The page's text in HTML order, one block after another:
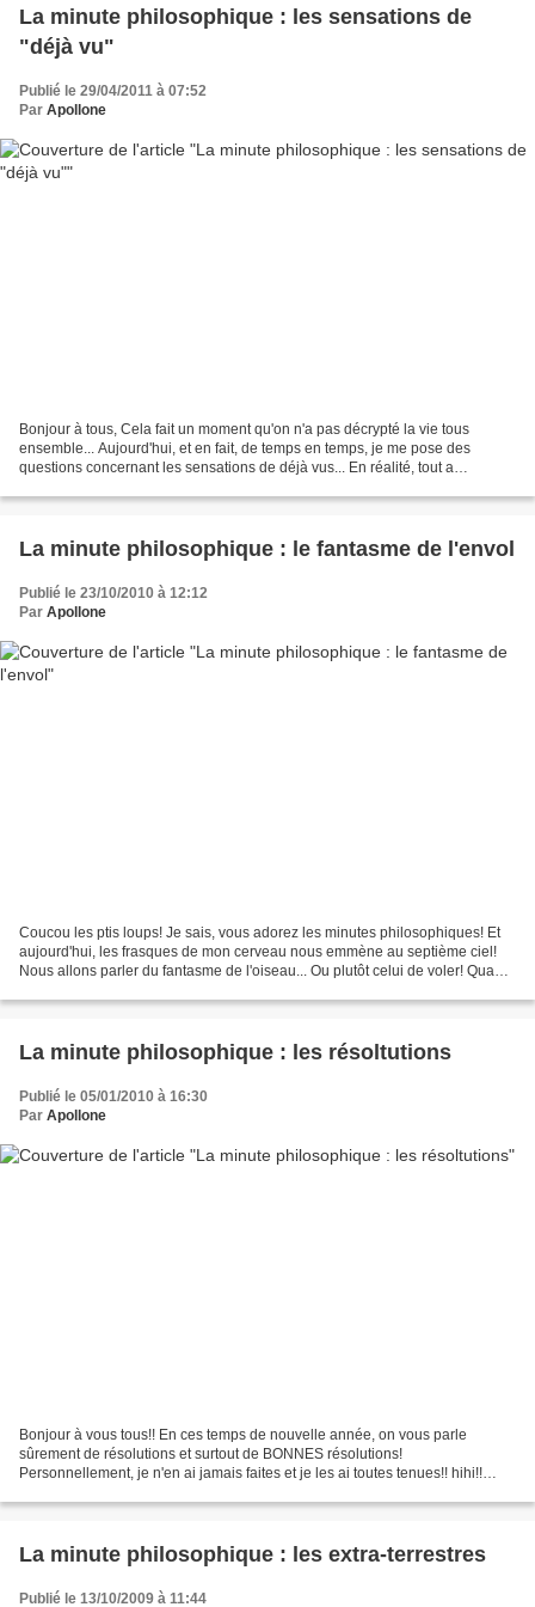
La minute philosophique : les sensations de
"déjà vu"
Publié le 29/04/2011 à 07:52
Par Apollone
Bonjour à tous, Cela fait un moment qu'on n'a pas décrypté la vie tous
ensemble... Aujourd'hui, et en fait, de temps en temps, je me pose des
questions concernant les sensations de déjà vus... En réalité, tout a
La minute philosophique : le fantasme de l'envol
Publié le 23/10/2010 à 12:12
Par Apollone
Coucou les ptis loups! Je sais, vous adorez les minutes philosophiques! Et
aujourd'hui, les frasques de mon cerveau nous emmène au septième ciel!
Nous allons parler du fantasme de l'oiseau... Ou plutôt celui de voler! Quand
La minute philosophique : les résoltutions
Publié le 05/01/2010 à 16:30
Par Apollone
Bonjour à vous tous!! En ces temps de nouvelle année, on vous parle
sûrement de résolutions et surtout de BONNES résolutions!
Personnellement, je n'en ai jamais faites et je les ai toutes tenues!! hihi!!
La minute philosophique : les extra-terrestres
Publié le 13/10/2009 à 11:44